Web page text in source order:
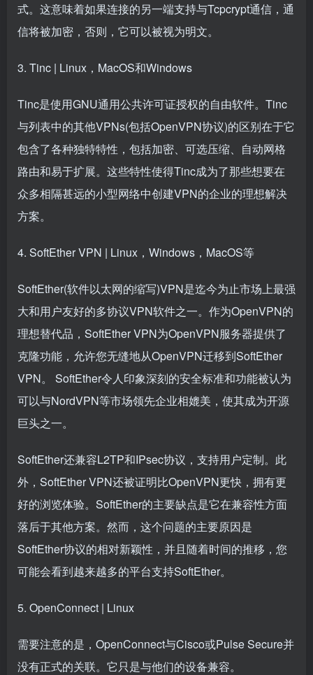
式。这意味着如果连接的另一端支持与Tcpcrypt通信，通
信将被加密，否则，它可以被视为明文。
3. Tinc | Linux，MacOS和Windows
Tinc是使用GNU通用公共许可证授权的自由软件。Tinc
与列表中的其他VPNs(包括OpenVPN协议)的区别在于它
包含了各种独特特性，包括加密、可选压缩、自动网格
路由和易于扩展。这些特性使得Tinc成为了那些想要在
众多相隔甚远的小型网络中创建VPN的企业的理想解决
方案。
4. SoftEther VPN | Linux，Windows，MacOS等
SoftEther(软件以太网的缩写)VPN是迄今为止市场上最强
大和用户友好的多协议VPN软件之一。作为OpenVPN的
理想替代品，SoftEther VPN为OpenVPN服务器提供了
克隆功能，允许您无缝地从OpenVPN迁移到SoftEther
VPN。 SoftEther令人印象深刻的安全标准和功能被认为
可以与NordVPN等市场领先企业相媲美，使其成为开源
巨头之一。
SoftEther还兼容L2TP和IPsec协议，支持用户定制。此
外，SoftEther VPN还被证明比OpenVPN更快，拥有更
好的浏览体验。SoftEther的主要缺点是它在兼容性方面
落后于其他方案。然而，这个问题的主要原因是
SoftEther协议的相对新颖性，并且随着时间的推移，您
可能会看到越来越多的平台支持SoftEther。
5. OpenConnect | Linux
需要注意的是，OpenConnect与Cisco或Pulse Secure并
没有正式的关联。它只是与他们的设备兼容。